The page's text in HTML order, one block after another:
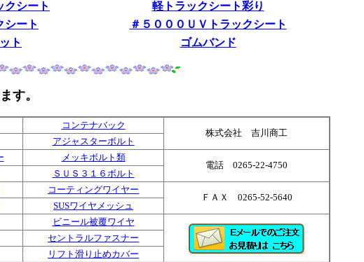
クシート
軽トラックシート彩り
シート
＃５０００ＵＶトラックシート
ト ゴムバンド
す。
コンテナバック
株式会社 吉川商工
アジャスターボルト
メッキボルト類
電話 0265-22-4750
ＳＵＳ３１６ボルト
コーティングワイヤー
ＦＡＸ 0265-52-5640
SUSワイヤメッシュ
ビニール被覆ワイヤ
セントラルファスナー
リフト滑り止めカバー